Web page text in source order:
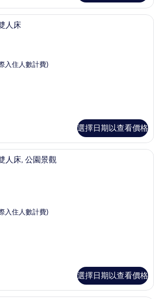
高級寢具、客房內保險箱、筆電工作
人床
入住人數計費)
選擇日期以查看價格
尊榮客房, 1 張特大雙人床, 公園景觀 |
人床, 公園景觀
入住人數計費)
選擇日期以查看價格